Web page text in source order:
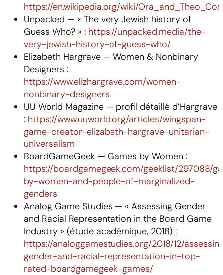
https://en.wikipedia.org/wiki/
Unpacked — « The very Jewish history of
Guess Who? » : https://unpacked.media/the-
very-jewish-history-of-guess-who/
Elizabeth Hargrave — Women & Nonbinary
Designers :
https://www.elizhargrave.com/women-
nonbinary-designers
UU World Magazine — profil détaillé d’Hargrave
: https://www.uuworld.org/articles/wingspan-
game-creator-elizabeth-hargrave-unitarian-
universalism
BoardGameGeek — Games by Women :
https://boardgamegeek.com/geeklist/297088/
by-women-and-people-of-marginalized-
genders
Analog Game Studies — « Assessing Gender
and Racial Representation in the Board Game
Industry » (étude académique, 2018) :
https://analoggamestudies.org/2018/12/
gender-and-racial-representation-in-top-
rated-boardgamegeek-games/